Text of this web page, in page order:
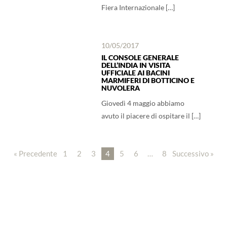
Fiera Internazionale […]
10/05/2017
IL CONSOLE GENERALE
DELL’INDIA IN VISITA
UFFICIALE AI BACINI
MARMIFERI DI BOTTICINO E
NUVOLERA
Giovedì 4 maggio abbiamo
avuto il piacere di ospitare il […]
« Precedente 1 2 3 4 5 6 … 8 Successivo »